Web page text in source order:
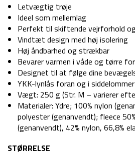
Letvægtig trøje
Ideel som mellemlag
Perfekt til skiftende vejrforhold
Vindtæt design med høj isolering
Høj åndbarhed og strækbar
Bevarer varmen i våde og tørre
Designet til at følge dine
YKK-lynlås foran og i siddelommer
Vægt: 250 g (Str. M – varierer
Materialer: Ydre; 100% nylon
polyester (genanvendt); fleece
(genanvendt), 42% nylon, 66,8%
STØRRELSE